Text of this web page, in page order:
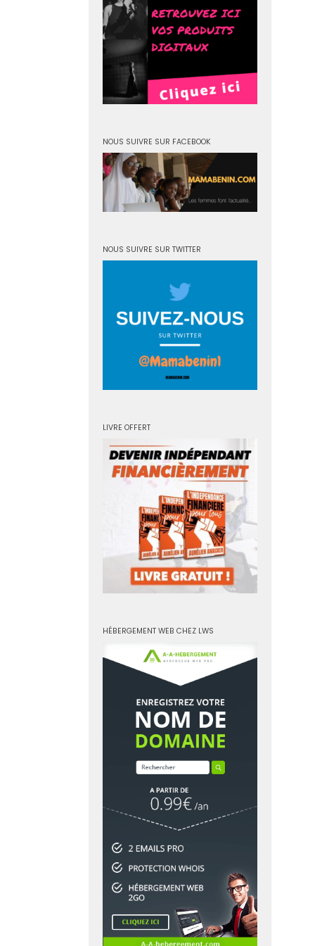
NOUS SUIVRE SUR FACEBOOK
NOUS SUIVRE SUR TWITTER
LIVRE OFFERT
HÉBERGEMENT WEB CHEZ LWS